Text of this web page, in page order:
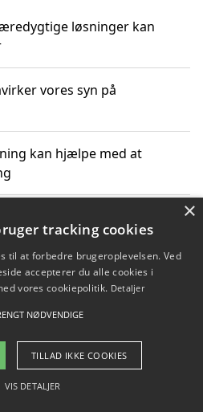
løsninger kan
vores syn på
kan hjælpe med at
online kan inspirere til
for at spare på
udledning
- Pilanto Aps
×
tracking cookies
til at forbedre brugeroplevelsen. Ved
accepterer du alle cookies i
vores cookiepolitik. Detaljer
NØDVENDIGE
TILLAD IKKE COOKIES
VIS DETALJER